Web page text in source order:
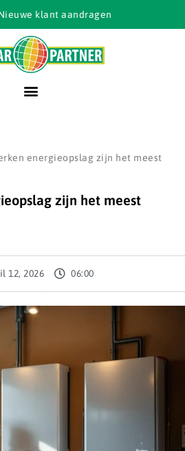
klant aandragen
energieopslag zijn het meest
zijn het meest
12, 2026 06:00